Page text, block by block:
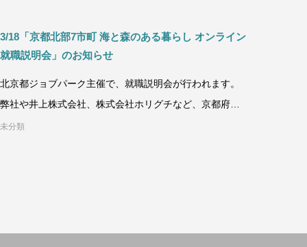
3/18「京都北部7市町 海と森のある暮らし オンライン
就職説明会」のお知らせ
北京都ジョブパーク主催で、就職説明会が行われます。
弊社や井上株式会社、株式会社ホリグチなど、京都府北
部の企業7社が参加します。※移住
未分類